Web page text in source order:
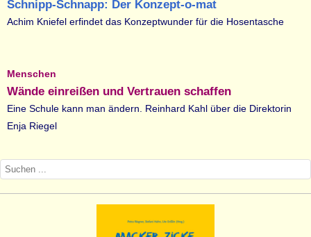
Schnipp-Schnapp: Der Konzept-o-mat
Achim Kniefel erfindet das Konzeptwunder für die Hosentasche
Menschen
Wände einreißen und Vertrauen schaffen
Eine Schule kann man ändern. Reinhard Kahl über die Direktorin
Enja Riegel